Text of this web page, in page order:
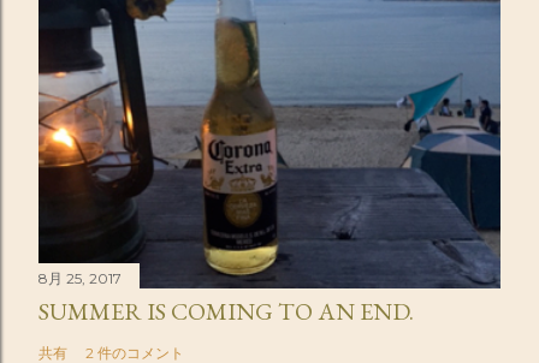
8月 25, 2017
SUMMER IS COMING TO AN END.
共有 2 件のコメント